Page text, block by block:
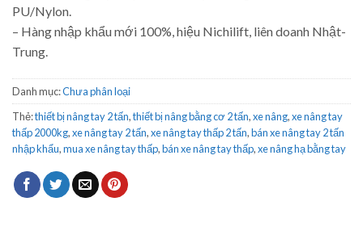
PU/Nylon.
– Hàng nhập khẩu mới 100%, hiệu Nichilift, liên doanh Nhật-
Trung.
Danh mục:Chưa phân loại
Thẻ:thiết bị nâng tay 2 tấn,thiết bị nâng bằng cơ 2 tấn,xe nâng,xe nâng tay
thấp 2000kg,xe nâng tay 2 tấn,xe nâng tay thấp 2 tấn,bán xe nâng tay 2 tấn
nhập khẩu,mua xe nâng tay thấp,bán xe nâng tay thấp,xe nâng hạ bằng tay